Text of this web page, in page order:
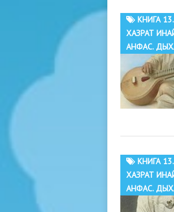
КНИГА
ХАЗРАТ
АНФАС.
КНИГА
ХАЗРАТ
АНФАС.